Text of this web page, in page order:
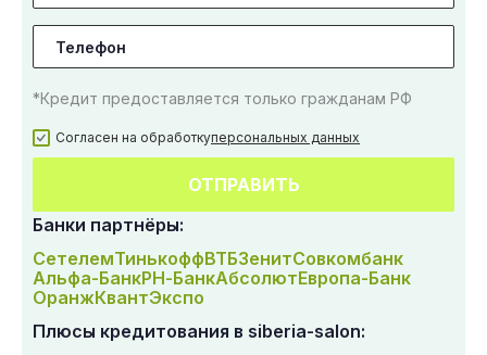
*Кредит предоставляется только гражданам РФ
Согласен на обработкуперсональных данных
ОТПРАВИТЬ
Банки партнёры:
СетелемТинькоффВТБЗенитСовкомбанк
Альфа-БанкРН-БанкАбсолютЕвропа-Банк
ОранжКвантЭкспо
Плюсы кредитования в siberia-salon: